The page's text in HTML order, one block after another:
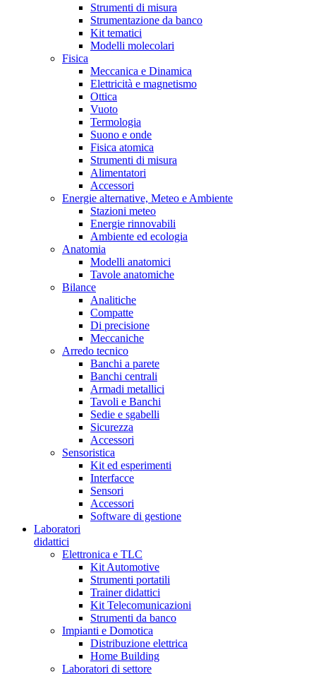
Strumenti di misura
Strumentazione da banco
Kit tematici
Modelli molecolari
Fisica
Meccanica e Dinamica
Elettricità e magnetismo
Ottica
Vuoto
Termologia
Suono e onde
Fisica atomica
Strumenti di misura
Alimentatori
Accessori
Energie alternative, Meteo e Ambiente
Stazioni meteo
Energie rinnovabili
Ambiente ed ecologia
Anatomia
Modelli anatomici
Tavole anatomiche
Bilance
Analitiche
Compatte
Di precisione
Meccaniche
Arredo tecnico
Banchi a parete
Banchi centrali
Armadi metallici
Tavoli e Banchi
Sedie e sgabelli
Sicurezza
Accessori
Sensoristica
Kit ed esperimenti
Interfacce
Sensori
Accessori
Software di gestione
Laboratori
didattici
Elettronica e TLC
Kit Automotive
Strumenti portatili
Trainer didattici
Kit Telecomunicazioni
Strumenti da banco
Impianti e Domotica
Distribuzione elettrica
Home Building
Laboratori di settore